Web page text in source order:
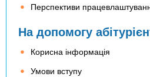
Перспективи
На допомогу
Корисна інформація
Умови вступу